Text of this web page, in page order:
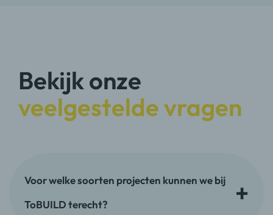
Bekijk onze
veelgestelde vragen
Voor welke soorten projecten kunnen we bij
ToBUILD terecht?